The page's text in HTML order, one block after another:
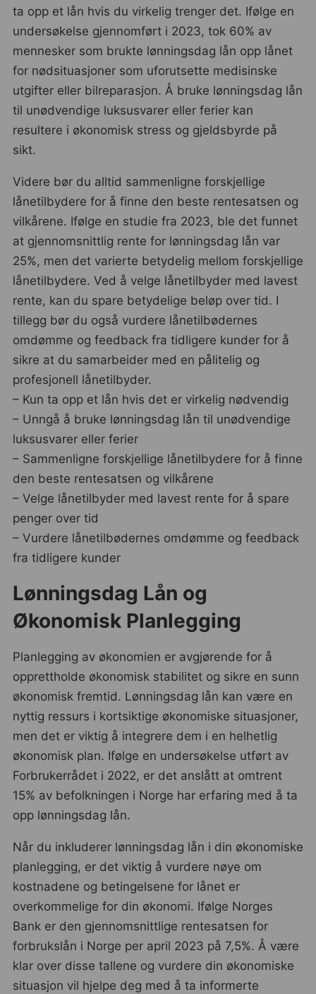
ta opp et lån hvis du virkelig trenger det. Ifølge en
undersøkelse gjennomført i 2023, tok 60% av
mennesker som brukte lønningsdag lån opp lånet
for nødsituasjoner som uforutsette medisinske
utgifter eller bilreparasjon. Å bruke lønningsdag lån
til unødvendige luksusvarer eller ferier kan
resultere i økonomisk stress og gjeldsbyrde på
sikt.
Videre bør du alltid sammenligne forskjellige
lånetilbydere for å finne den beste rentesatsen og
vilkårene. Ifølge en studie fra 2023, ble det funnet
at gjennomsnittlig rente for lønningsdag lån var
25%, men det varierte betydelig mellom forskjellige
lånetilbydere. Ved å velge lånetilbyder med lavest
rente, kan du spare betydelige beløp over tid. I
tillegg bør du også vurdere lånetilbødernes
omdømme og feedback fra tidligere kunder for å
sikre at du samarbeider med en pålitelig og
profesjonell lånetilbyder.
– Kun ta opp et lån hvis det er virkelig nødvendig
– Unngå å bruke lønningsdag lån til unødvendige
luksusvarer eller ferier
– Sammenligne forskjellige lånetilbydere for å finne
den beste rentesatsen og vilkårene
– Velge lånetilbyder med lavest rente for å spare
penger over tid
– Vurdere lånetilbødernes omdømme og feedback
fra tidligere kunder
Lønningsdag Lån og
Økonomisk Planlegging
Planlegging av økonomien er avgjørende for å
opprettholde økonomisk stabilitet og sikre en sunn
økonomisk fremtid. Lønningsdag lån kan være en
nyttig ressurs i kortsiktige økonomiske situasjoner,
men det er viktig å integrere dem i en helhetlig
økonomisk plan. Ifølge en undersøkelse utført av
Forbrukerrådet i 2022, er det anslått at omtrent
15% av befolkningen i Norge har erfaring med å ta
opp lønningsdag lån.
Når du inkluderer lønningsdag lån i din økonomiske
planlegging, er det viktig å vurdere nøye om
kostnadene og betingelsene for lånet er
overkommelige for din økonomi. Ifølge Norges
Bank er den gjennomsnittlige rentesatsen for
forbrukslån i Norge per april 2023 på 7,5%. Å være
klar over disse tallene og vurdere din økonomiske
situasjon vil hjelpe deg med å ta informerte